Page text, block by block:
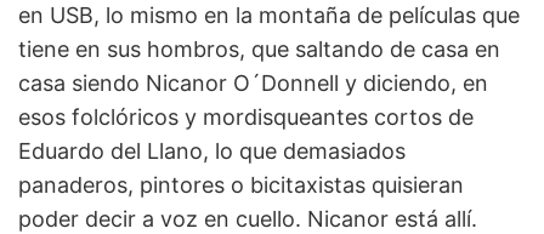
en USB, lo mismo en la montaña de películas que
tiene en sus hombros, que saltando de casa en
casa siendo Nicanor O´Donnell y diciendo, en
esos folclóricos y mordisqueantes cortos de
Eduardo del Llano, lo que demasiados
panaderos, pintores o bicitaxistas quisieran
poder decir a voz en cuello. Nicanor está allí.